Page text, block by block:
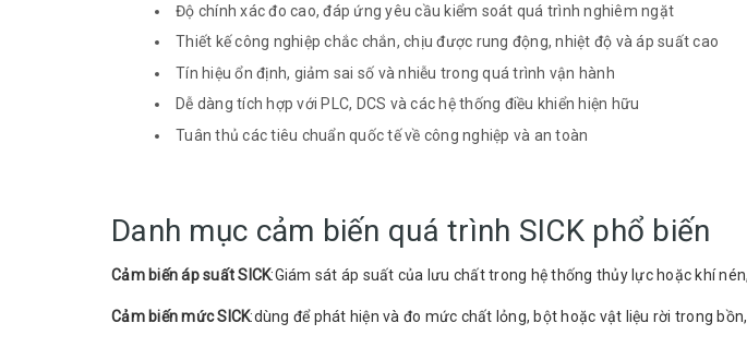
Độ chính xác đo cao, đáp ứng yêu cầu kiểm soát quá trình nghiêm ngặt
Thiết kế công nghiệp chắc chắn, chịu được rung động, nhiệt độ và áp suất cao
Tín hiệu ổn định, giảm sai số và nhiễu trong quá trình vận hành
Dễ dàng tích hợp với PLC, DCS và các hệ thống điều khiển hiện hữu
Tuân thủ các tiêu chuẩn quốc tế về công nghiệp và an toàn
Danh mục cảm biến quá trình SICK phổ biến
Cảm biến áp suất SICK:Giám sát áp suất của lưu chất trong hệ thống thủy lực hoặc khí
Cảm biến mức SICK:dùng để phát hiện và đo mức chất lỏng, bột hoặc vật liệu rời trong